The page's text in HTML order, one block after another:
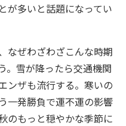
が多いと話題になってい
なぜわざわざこんな時期
。雪が降ったら交通機関
ンザも流行する。寒いの
一発勝負で運不運の影響
のもっと穏やかな季節に